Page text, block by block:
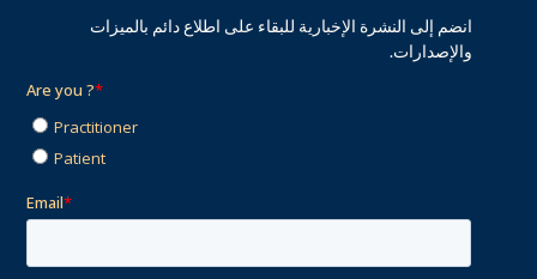
انضم إلى النشرة الإخبارية للبقاء على اطلاع دائم بالميزات
والإصدارات.